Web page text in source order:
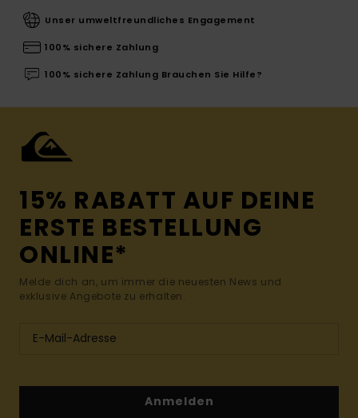
Unser umweltfreundliches Engagement
100% sichere Zahlung
100% sichere Zahlung Brauchen Sie Hilfe?
15% RABATT AUF DEINE
ERSTE BESTELLUNG
ONLINE*
Melde dich an, um immer die neuesten News und
exklusive Angebote zu erhalten.
Anmelden